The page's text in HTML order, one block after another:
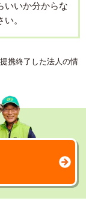
いいか分からな
。
携終了した法人の情